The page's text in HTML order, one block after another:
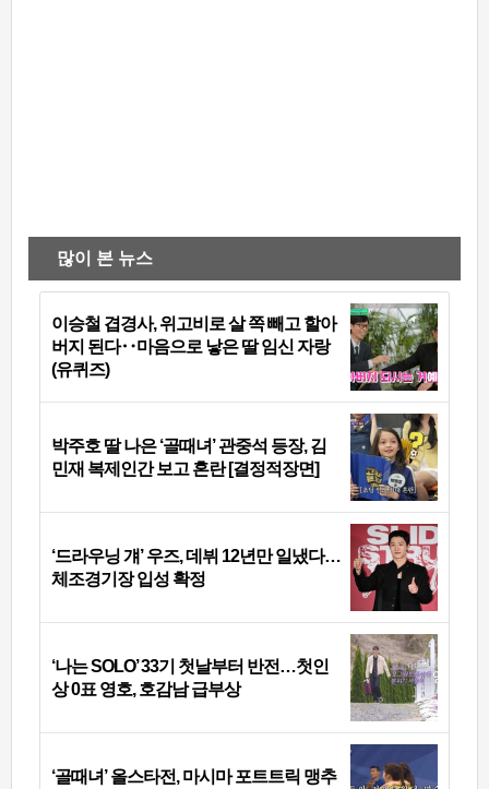
많이 본 뉴스
이승철 겹경사, 위고비로 살 쪽 빼고 할아
버지 된다‥마음으로 낳은 딸 임신 자랑
(유퀴즈)
박주호 딸 나은 ‘골때녀’ 관중석 등장, 김
민재 복제인간 보고 혼란 [결정적장면]
‘드라우닝 걔’ 우즈, 데뷔 12년만 일냈다…
체조경기장 입성 확정
‘나는 SOLO’ 33기 첫날부터 반전…첫인
상 0표 영호, 호감남 급부상
‘골때녀’ 올스타전, 마시마 포트트릭 맹추